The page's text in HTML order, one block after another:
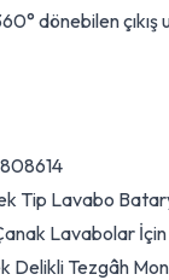
dönebilen çıkış
Tip Lavabo
Lavabolar
Delikli Tezgâh